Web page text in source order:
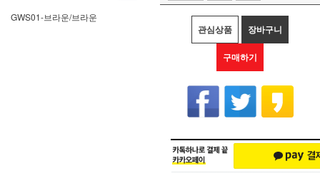
GWS01-브라운/브라운
관심상품 장바구니
구매하기